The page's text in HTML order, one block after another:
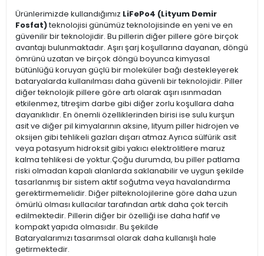
Ürünlerimizde kullandığımız LiFePo4 (Lityum Demir
Fosfat)teknolojisi günümüz teknolojisinde en yeni ve en
güvenilir bir teknolojidir. Bu pillerin diğer pillere göre birçok
avantajı bulunmaktadır. Aşırı şarj koşullarına dayanan, döngü
ömrünü uzatan ve birçok döngü boyunca kimyasal
bütünlüğü koruyan güçlü bir moleküler bağı destekleyerek
bataryalarda kullanılması daha güvenli bir teknolojidir. Piller
diğer teknolojik pillere göre artı olarak aşırı ısınmadan
etkilenmez, titreşim darbe gibi diğer zorlu koşullara daha
dayanıklıdır. En önemli özelliklerinden birisi ise sulu kurşun
asit ve diğer pil kimyalarının aksine, lityum piller hidrojen ve
oksijen gibi tehlikeli gazları dışarı atmaz.Ayrıca sülfürik asit
veya potasyum hidroksit gibi yakıcı elektrolitlere maruz
kalma tehlikesi de yoktur.Çoğu durumda, bu piller patlama
riski olmadan kapalı alanlarda saklanabilir ve uygun şekilde
tasarlanmış bir sistem aktif soğutma veya havalandırma
gerektirmemelidir. Diğer pilteknolojilerine göre daha uzun
ömürlü olması kullacılar tarafından artık daha çok tercih
edilmektedir. Pillerin diğer bir özelliği ise daha hafif ve
kompakt yapıda olmasıdır. Bu şekilde
Bataryalarımızı tasarımsal olarak daha kullanışlı hale
getirmektedir.